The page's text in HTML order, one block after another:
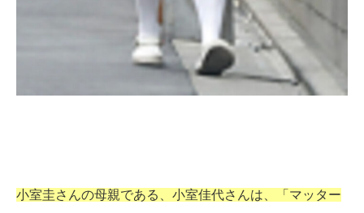
小室圭さんの母親である、小室佳代さんは、「マッター